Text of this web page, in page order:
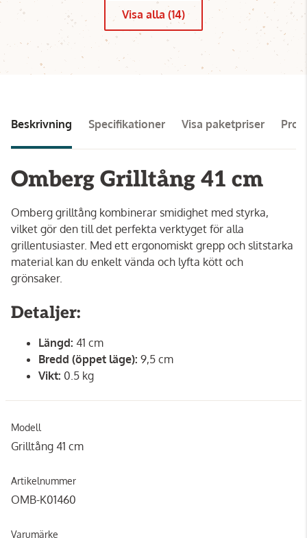
Visa alla (14)
Beskrivning Specifikationer Visa paketpriser
Omberg Grilltång 41 cm
Omberg grilltång kombinerar smidighet med styrka,
vilket gör den till det perfekta verktyget för alla
grillentusiaster. Med ett ergonomiskt grepp och slitstarka
material kan du enkelt vända och lyfta kött och
grönsaker.
Detaljer:
Längd: 41 cm
Bredd (öppet läge): 9,5 cm
Vikt: 0.5 kg
Modell
Grilltång 41 cm
Artikelnummer
OMB-K01460
Varumärke